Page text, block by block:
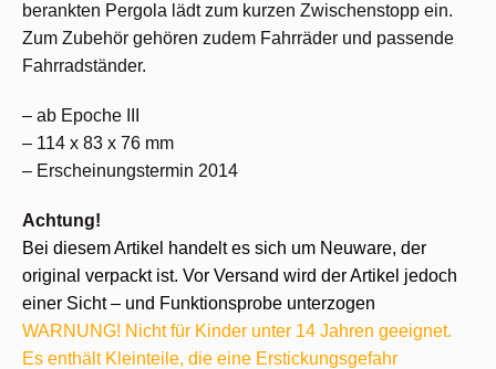
berankten Pergola lädt zum kurzen Zwischenstopp ein.
Zum Zubehör gehören zudem Fahrräder und passende
Fahrradständer.
– ab Epoche III
– 114 x 83 x 76 mm
– Erscheinungstermin 2014
Achtung!
Bei diesem Artikel handelt es sich um Neuware, der
original verpackt ist. Vor Versand wird der Artikel jedoch
einer Sicht – und Funktionsprobe unterzogen
WARNUNG! Nicht für Kinder unter 14 Jahren geeignet.
Es enthält Kleinteile, die eine Erstickungsgefahr